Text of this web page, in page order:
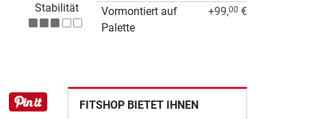
Stabilität
Vormontiert auf
Palette
+99,00 €
FITSHOP BIETET IHNEN